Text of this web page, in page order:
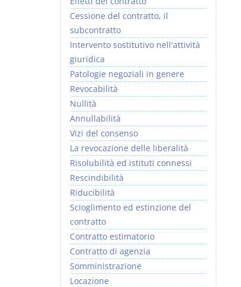
Cessione del contratto, il
subcontratto
Intervento sostitutivo nell'attività
giuridica
Patologie negoziali in genere
Revocabilità
Nullità
Annullabilità
Vizi del consenso
La revocazione delle liberalità
Risolubilità ed istituti connessi
Rescindibilità
Riducibilità
Scioglimento ed estinzione del
contratto
Contratto estimatorio
Contratto di agenzia
Somministrazione
Locazione